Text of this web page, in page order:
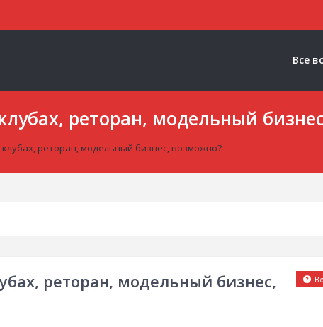
Все
реторан, модельный
реторан, модельный бизнес, возможно?
реторан, модельный бизнес,